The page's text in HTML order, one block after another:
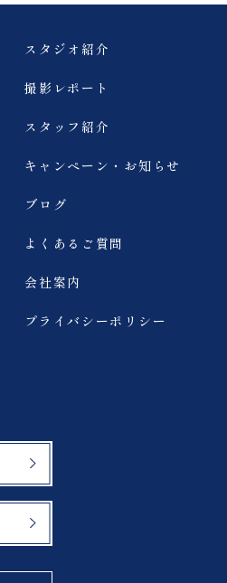
スタジオ紹介
撮影レポート
スタッフ紹介
キャンペーン・お知らせ
ブログ
よくあるご質問
会社案内
プライバシーポリシー